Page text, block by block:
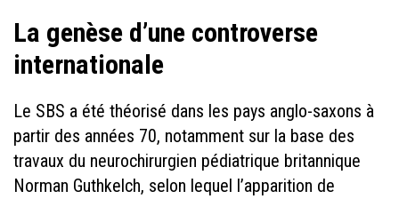
La genèse d’une controverse
internationale
Le SBS a été théorisé dans les pays anglo-saxons à
partir des années 70, notamment sur la base des
travaux du neurochirurgien pédiatrique britannique
Norman Guthkelch, selon lequel l’apparition de